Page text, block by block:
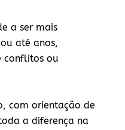
a ser mais
até anos,
conflitos ou
com orientação de
a diferença na